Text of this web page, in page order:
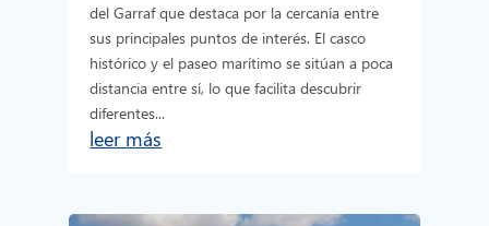
del Garraf que destaca por la cercanía entre
sus principales puntos de interés. El casco
histórico y el paseo marítimo se sitúan a poca
distancia entre sí, lo que facilita descubrir
diferentes...
leer más